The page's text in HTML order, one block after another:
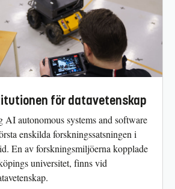
för datavetenskap
AI autonomous systems and software
enskilda forskningssatsningen i
En av forskningsmiljöerna kopplade
universitet, finns vid